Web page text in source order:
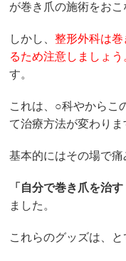
が巻き爪の施術をおこ
しかし、整形外科は
るため注意しましょう
す。
これは、○科やからこ
て治療方法が変わりま
基本的にはその場で痛
「自分で巻き爪を治す
ました。
これらのグッズは、と